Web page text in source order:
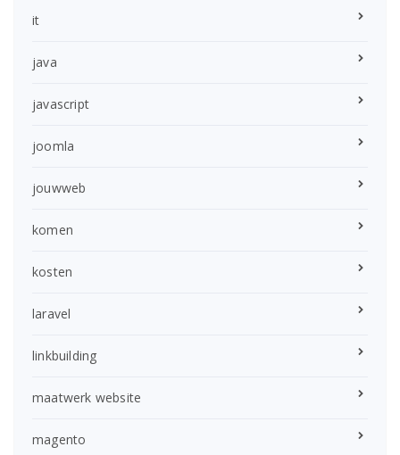
it
java
javascript
joomla
jouwweb
komen
kosten
laravel
linkbuilding
maatwerk website
magento